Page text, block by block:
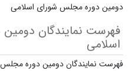
دومین دوره مجلس شورای اسلامی
فهرست نمایندگان
اسلامی
فهرست نمایندگان دومین دوره